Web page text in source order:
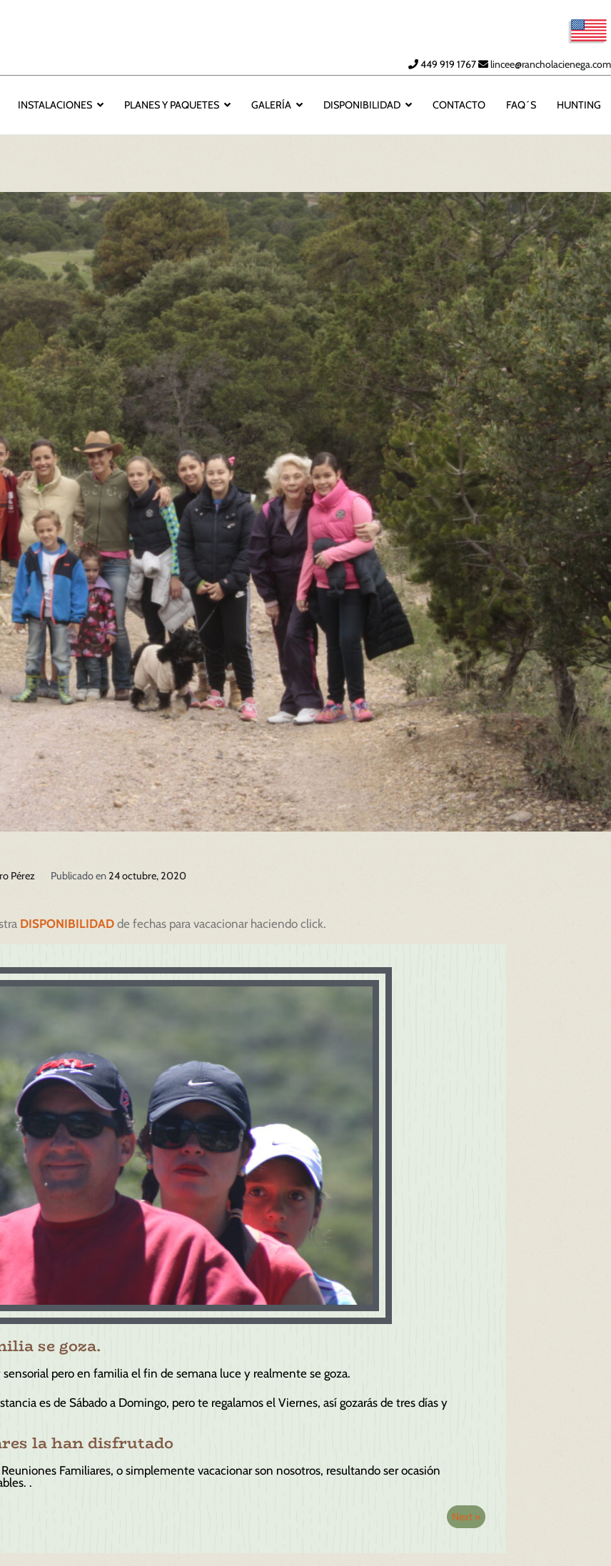
449 919 1767 lincee@rancholacienega.com
INSTALACIONES PLANES Y PAQUETES GALERÍA DISPONIBILIDAD CONTACTO FAQ´S HUNTING
Pérez Publicado en 24 octubre, 2020
DISPONIBILIDAD de fechas para vacacionar haciendo click.
se goza.
pero en familia el fin de semana luce y realmente se goza.
es de Sábado a Domingo, pero te regalamos el Viernes, así gozarás de tres días y
la han disfrutado
Familiares, o simplemente vacacionar son nosotros, resultando ser ocasión
.
Next »